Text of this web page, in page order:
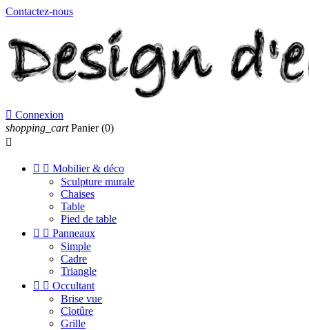
Contactez-nous
 Connexion
shopping_cart Panier (0)

  Mobilier & déco
Sculpture murale
Chaises
Table
Pied de table
  Panneaux
Simple
Cadre
Triangle
  Occultant
Brise vue
Clotûre
Grille